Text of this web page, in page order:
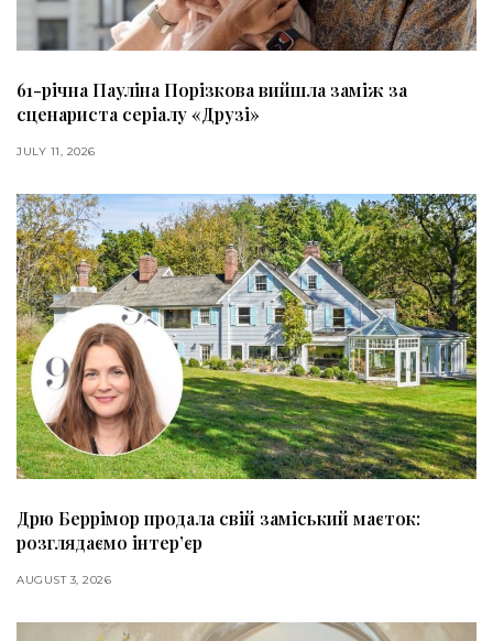
61-річна Пауліна Порізкова вийшла заміж за
сценариста серіалу «Друзі»
JULY 11, 2026
Дрю Беррімор продала свій заміський маєток:
розглядаємо інтер’єр
AUGUST 3, 2026